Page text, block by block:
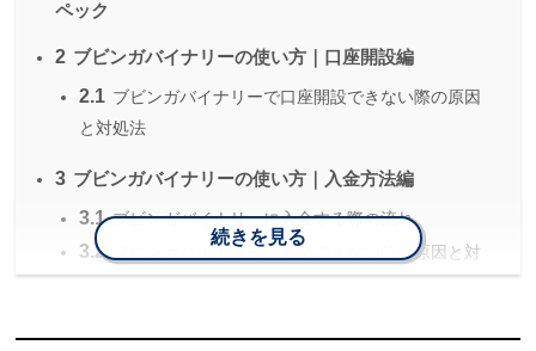
ペック
2 ブビンガバイナリーの使い方｜口座開設編
2.1 ブビンガバイナリーで口座開設できない際の原因
と対処法
3 ブビンガバイナリーの使い方｜入金方法編
3.1ブビンガバイナリーに入金する際の流れ
3.2ブビンガバイナリーに入金できない時の原因と対
処法
4ブビンガバイナリーの使い方｜ボーナス編
続きを見る